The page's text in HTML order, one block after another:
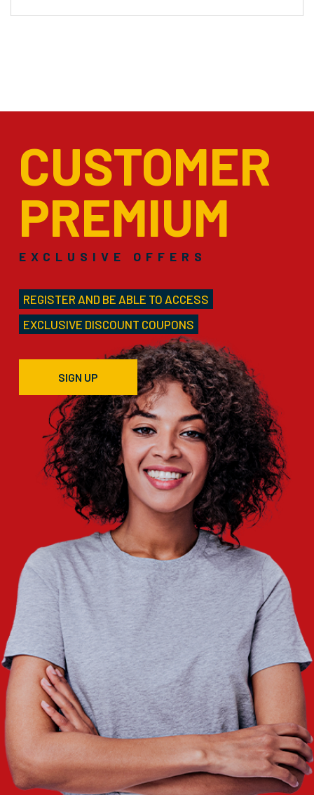
CUSTOMER
PREMIUM
EXCLUSIVE OFFERS
REGISTER AND BE ABLE TO ACCESS
EXCLUSIVE DISCOUNT COUPONS
SIGN UP